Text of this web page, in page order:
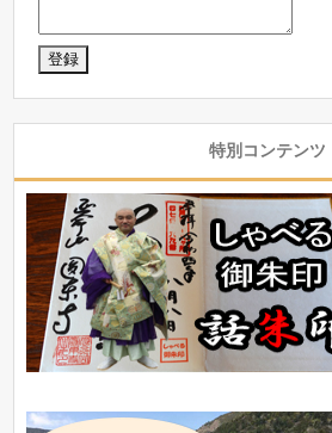
特別コンテンツ